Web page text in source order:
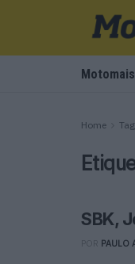
Motomais
Home Tag
SBK,
PAULO